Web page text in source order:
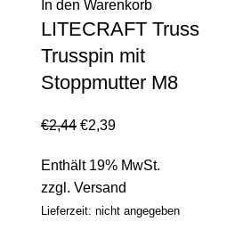
In den Warenkorb
LITECRAFT Truss
Trusspin mit
Stoppmutter M8
€2,44 €2,39
Enthält 19% MwSt.
zzgl. Versand
Lieferzeit: nicht angegeben